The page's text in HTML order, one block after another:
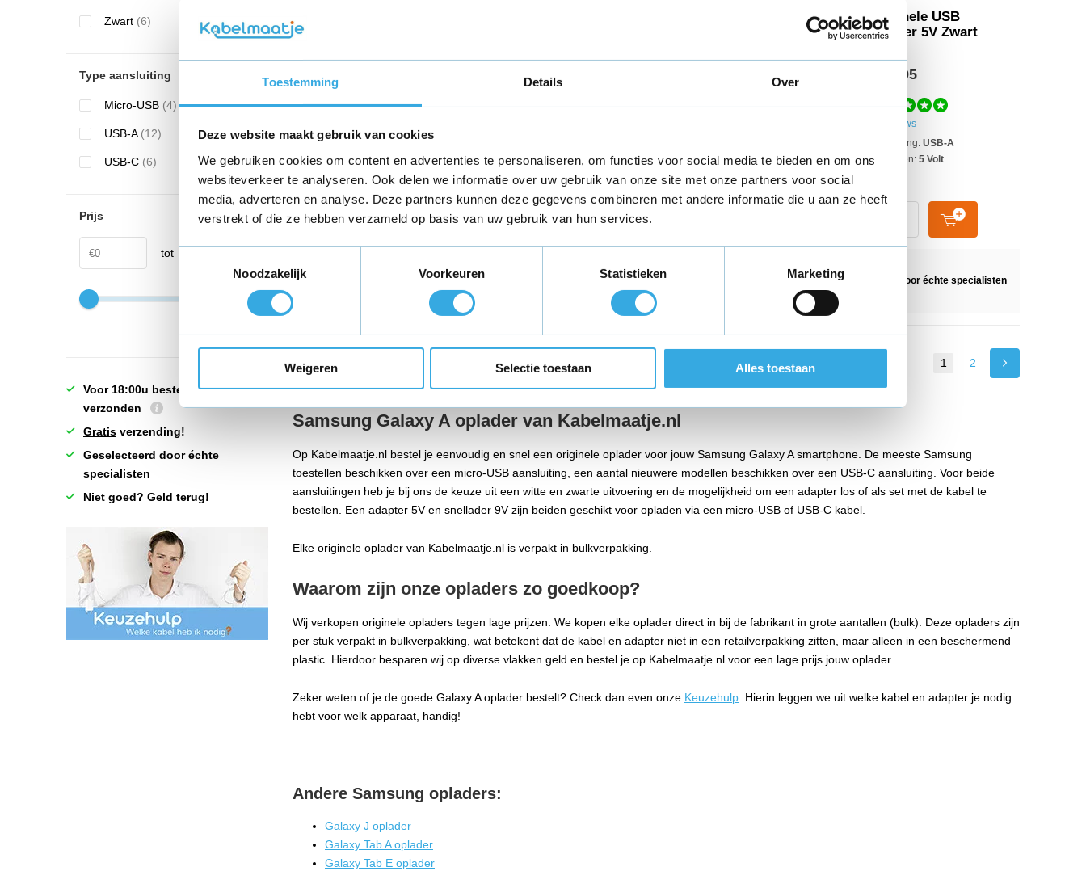
Toestemming Details Over
Deze website maakt gebruik van cookies
We gebruiken cookies om content en advertenties te personaliseren, om functies voor social media te bieden en om ons
websiteverkeer te analyseren. Ook delen we informatie over uw gebruik van onze site met onze partners voor social
media, adverteren en analyse. Deze partners kunnen deze gegevens combineren met andere informatie die u aan ze heeft
verstrekt of die ze hebben verzameld op basis van uw gebruik van hun services.
Noodzakelijk
Voorkeuren Statistieken Marketing
Weigeren Selectie toestaan Alles toestaan
€ 12,95
Aansluiting:
Vermogen:9 Volt
€ 12,95
Vermogen:9 Volt
Vermogen:5 Volt
Originele USB
adapter 5V Zwart
€ 12,95
57 reviews
Aansluiting:USB-A
Vermogen:5 Volt
Vandaag voor 18:00 besteld,morgen in huis Gratis verzending Geselecteerd door échte specialisten
1 2
Samsung Galaxy A oplader van Kabelmaatje.nl
Op Kabelmaatje.nl bestel je eenvoudig en snel een originele oplader voor jouw Samsung Galaxy A smartphone. De meeste Samsung
toestellen beschikken over een micro-USB aansluiting, een aantal nieuwere modellen beschikken over een USB-C aansluiting. Voor beide
aansluitingen heb je bij ons de keuze uit een witte en zwarte uitvoering en de mogelijkheid om een adapter los of als set met de kabel te
bestellen. Een adapter 5V en snellader 9V zijn beiden geschikt voor opladen via een micro-USB of USB-C kabel.
Elke originele oplader van Kabelmaatje.nl is verpakt in bulkverpakking.
Waarom zijn onze opladers zo goedkoop?
Wij verkopen originele opladers tegen lage prijzen. We kopen elke oplader direct in bij de fabrikant in grote aantallen (bulk). Deze opladers zijn
per stuk verpakt in bulkverpakking, wat betekent dat de kabel en adapter niet in een retailverpakking zitten, maar alleen in een beschermend
plastic. Hierdoor besparen wij op diverse vlakken geld en bestel je op Kabelmaatje.nl voor een lage prijs jouw oplader.
Zeker weten of je de goede Galaxy A oplader bestelt? Check dan even onze Keuzehulp . Hierin leggen we uit welke kabel en adapter je nodig
hebt voor welk apparaat, handig!
Andere Samsung opladers:
Galaxy J oplader
Galaxy Tab A oplader
Galaxy Tab E oplader
Zwart (6)
Type aansluiting
Micro-USB (4)
USB-A (12)
USB-C (6)
Prijs
tot
Voor 18:00u besteld = vandaag
verzonden
Gratis verzending!
Geselecteerd door échte
specialisten
Niet goed? Geld terug!